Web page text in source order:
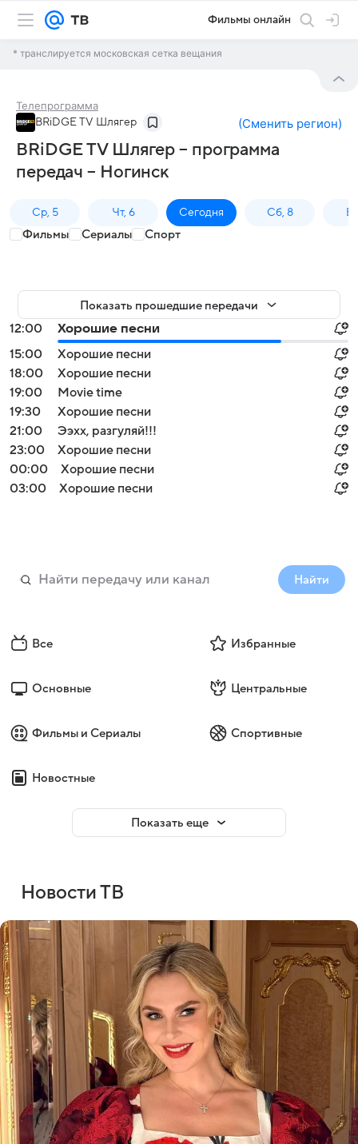
Фильмы онлайн
* транслируется московская сетка вещания
Телепрограмма
BRiDGE TV Шлягер (Сменить регион)
BRiDGE TV Шлягер – программа
передач – Ногинск
Ср, 5 Чт, 6 Сегодня Сб, 8
Фильмы Сериалы Спорт
Показать прошедшие передачи
12:00
Хорошие песни
15:00
Хорошие песни
18:00
Хорошие песни
19:00
Movie time
19:30
Хорошие песни
21:00
Ээхх, разгуляй!!!
23:00
Хорошие песни
00:00
Хорошие песни
03:00
Хорошие песни
Найти
Все Избранные
Основные Центральные
Фильмы и Сериалы Спортивные
Новостные
Показать еще
Новости ТВ